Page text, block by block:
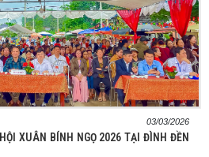
03/03/2026
XUÂN BÍNH NGỌ 2026 TẠI ĐÌNH ĐỀN